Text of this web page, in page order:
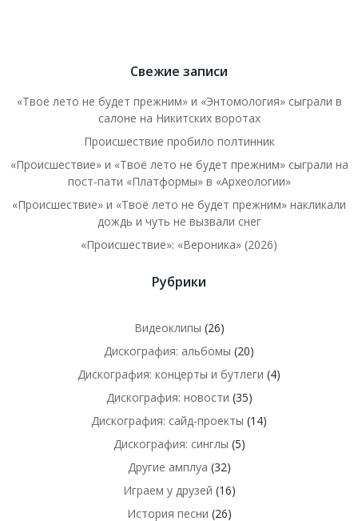
Свежие записи
«Твоё лето не будет прежним» и «Энтомология» сыграли в
салоне на Никитских воротах
Происшествие пробило полтинник
«Происшествие» и «Твоё лето не будет прежним» сыграли на
пост-пати «Платформы» в «Археологии»
«Происшествие» и «Твоё лето не будет прежним» накликали
дождь и чуть не вызвали снег
«Происшествие»: «Вероника» (2026)
Рубрики
Видеоклипы (26)
Дискография: альбомы (20)
Дискография: концерты и бутлеги (4)
Дискография: новости (35)
Дискография: сайд-проекты (14)
Дискография: синглы (5)
Другие амплуа (32)
Играем у друзей (16)
История песни (26)